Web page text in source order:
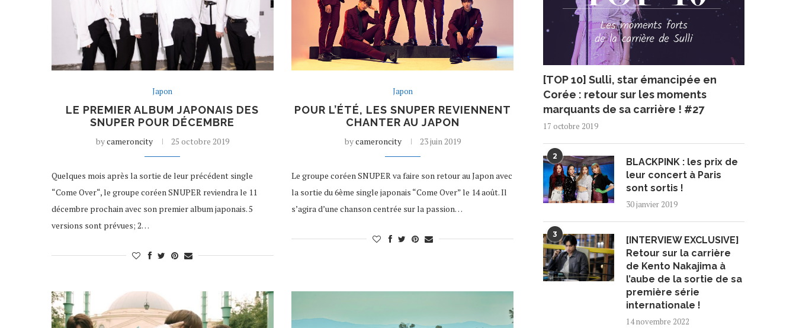
Japon
LE PREMIER ALBUM JAPONAIS DES
SNUPER POUR DÉCEMBRE
bycameroncity 25 octobre 2019
Quelques mois après la sortie de leur précédent single
“Come Over“, le groupe coréen SNUPER reviendra le 11
décembre prochain avec son premier album japonais. 5
versions sont prévues; 2…
Japon
POUR L’ÉTÉ, LES SNUPER REVIENNENT
CHANTER AU JAPON
bycameroncity 23 juin 2019
Le groupe coréen SNUPER va faire son retour au Japon avec
la sortie du 6ème single japonais “Come Over” le 14 août. Il
s’agira d’une chanson centrée sur la passion…
[TOP 10] Sulli, star émancipée en
Corée : retour sur les moments
marquants de sa carrière ! #27
17 octobre 2019
2
BLACKPINK : les prix de
leur concert à Paris
sont sortis !
30 janvier 2019
3
[INTERVIEW EXCLUSIVE]
Retour sur la carrière
de Kento Nakajima à
l’aube de la sortie de sa
première série
internationale !
14 novembre 2022